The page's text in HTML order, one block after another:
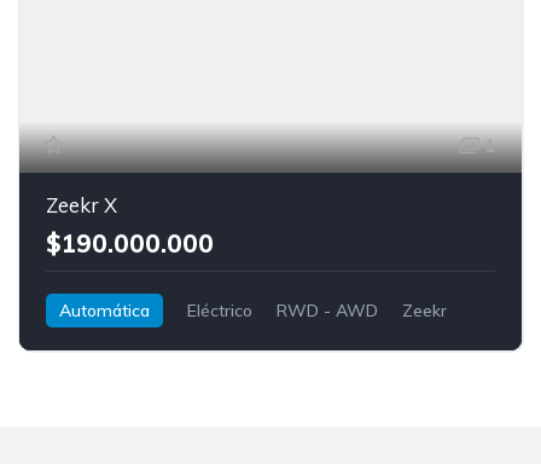
1
Zeekr X
$190.000.000
Automática Eléctrico RWD - AWD
Zeekr